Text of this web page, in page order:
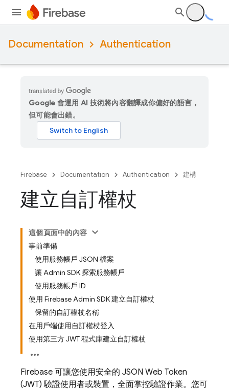
Documentation Authentication
Google 會運用 AI 技術將內容翻譯成你偏好的語言，
但可能會出錯。
Firebase Documentation Authentication 建構
建立自訂權杖
這個頁面中的內容
事前準備
使用服務帳戶 JSON 檔案
讓 Admin SDK 探索服務帳戶
使用服務帳戶 ID
使用 Firebase Admin SDK 建立自訂權杖
保留的自訂權杖名稱
在用戶端使用自訂權杖登入
使用第三方 JWT 程式庫建立自訂權杖
Firebase 可讓您使用安全的 JSON Web Token
(JWT) 驗證使用者或裝置，全面掌控驗證作業。您可